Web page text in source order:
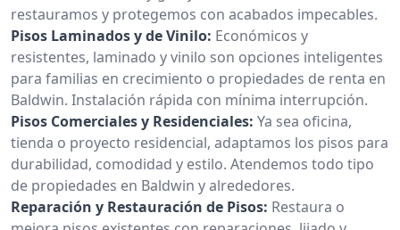
restauramos y protegemos con acabados impecables.
Pisos Laminados y de Vinilo: Económicos y
resistentes, laminado y vinilo son opciones inteligentes
para familias en crecimiento o propiedades de renta en
Baldwin. Instalación rápida con mínima interrupción.
Pisos Comerciales y Residenciales: Ya sea oficina,
tienda o proyecto residencial, adaptamos los pisos para
durabilidad, comodidad y estilo. Atendemos todo tipo
de propiedades en Baldwin y alrededores.
Reparación y Restauración de Pisos: Restaura o